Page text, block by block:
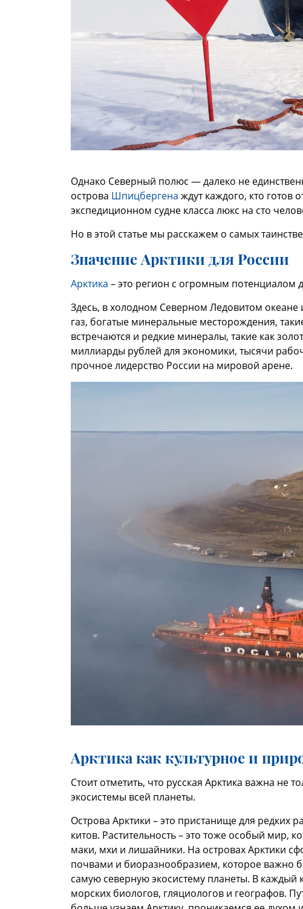
Однако Северный полюс — далеко не
острова Шпицбергена ждут каждого, кто готов
экспедиционном судне класса люкс на сто
Но в этой статье мы расскажем о самых
Значение Арктики для России
Арктика – это регион с огромным потенциалом
Здесь, в холодном Северном Ледовитом
газ, богатые минеральные месторождения,
встречаются и редкие минералы, такие как
миллиарды рублей для экономики, тысячи
прочное лидерство России на мировой арене.
Арктика как культурное и
Стоит отметить, что русская Арктика важна
экосистемы всей планеты.
Острова Арктики – это пристанище для редких
китов. Растительность – это тоже особый мир,
маки, мхи и лишайники. На островах Арктики
почвами и биоразнообразием, которое важно
самую северную экосистему планеты. В
морских биологов, гляциологов и географов.